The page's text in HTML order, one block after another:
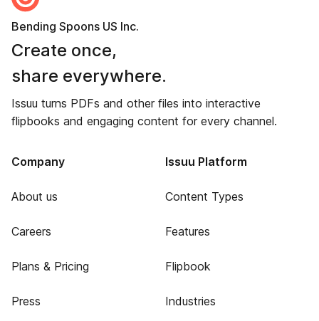
Bending Spoons US Inc.
Create once,
share everywhere.
Issuu turns PDFs and other files into interactive
flipbooks and engaging content for every channel.
Company
About us
Careers
Plans & Pricing
Press
Issuu Platform
Content Types
Features
Flipbook
Industries